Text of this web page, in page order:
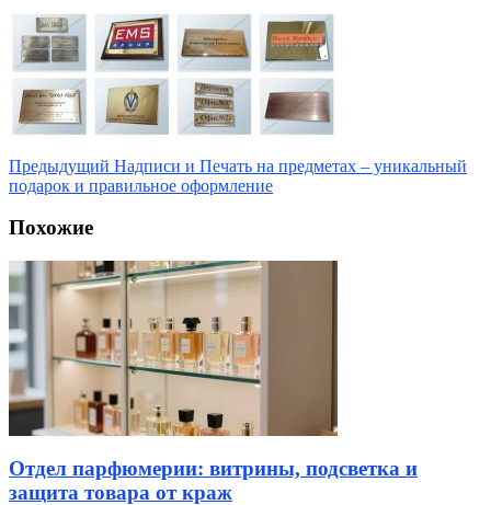
Предыдущий Надписи и Печать на предметах – уникальный
подарок и правильное оформление
Похожие
Отдел парфюмерии: витрины, подсветка и
защита товара от краж